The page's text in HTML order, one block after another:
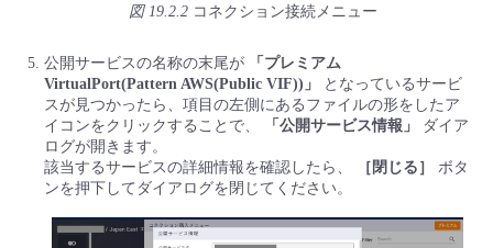
図 19.2.2 コネクション接続メニュー
公開サービスの名称の末尾が
「プレミアム
VirtualPort(Pattern AWS(Public VIF))」
となっているサービ
スが見つかったら、項目の左側にあるファイルの形をしたア
イコンをクリックすることで、
「公開サービス情報」
ダイア
ログが開きます。
該当するサービスの詳細情報を確認したら、
［閉じる］
ボタ
ンを押下してダイアログを閉じてください。